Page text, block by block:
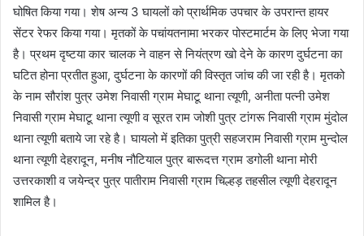
घोषित किया गया। शेष अन्य 3 घायलों को प्रार्थमिक उपचार के उपरान्त हायर
सेंटर रेफर किया गया। मृतकों के पचांयतनामा भरकर पोस्टमार्टम के लिए भेजा गया
है। प्रथम दृष्टया कार चालक ने वाहन से नियंत्रण खो देने के कारण दुर्घटना का
घटित होना प्रतीत हुआ, दुर्घटना के कारणों की विस्तृत जांच की जा रही है। मृतको
के नाम सौरांश पुत्र उमेश निवासी ग्राम मेघाटू थाना त्यूणी, अनीता पत्नी उमेश
निवासी ग्राम मेघाटू थाना त्यूणी व सूरत राम जोशी पुत्र टांगरू निवासी ग्राम मुंदोल
थाना त्यूणी बताये जा रहे है। घायलो में इतिका पुत्री सहजराम निवासी ग्राम मुन्दोल
थाना त्यूणी देहरादून, मनीष नौटियाल पुत्र बारूदत्त ग्राम डगोली थाना मोरी
उत्तरकाशी व जयेन्द्र पुत्र पातीराम निवासी ग्राम चिल्हड़ तहसील त्यूणी देहरादून
शामिल है।